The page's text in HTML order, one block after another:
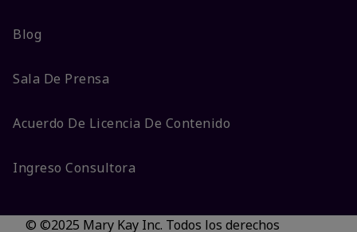
Blog
Sala De Prensa
Acuerdo De Licencia De Contenido
Ingreso Consultora
© ©2025 Mary Kay Inc. Todos los derechos